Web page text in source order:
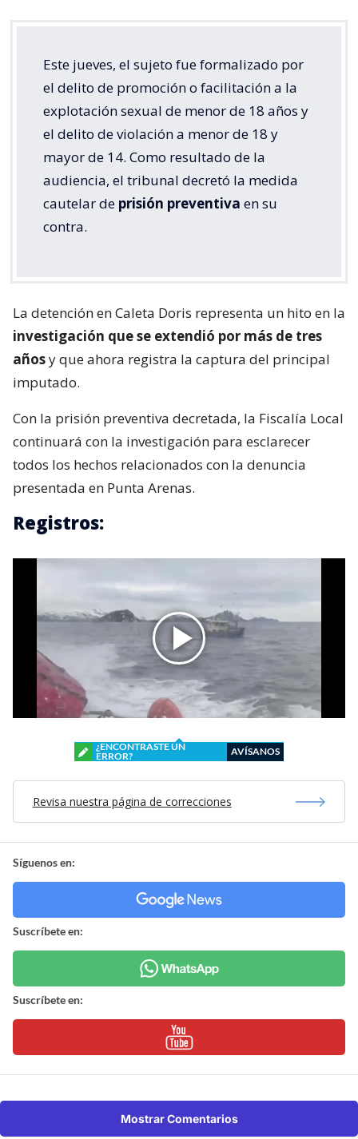
Este jueves, el sujeto fue formalizado por
el delito de promoción o facilitación a la
explotación sexual de menor de 18 años y
el delito de violación a menor de 18 y
mayor de 14. Como resultado de la
audiencia, el tribunal decretó la medida
cautelar de prisión preventiva en su
contra.
La detención en Caleta Doris representa un hito en la
investigación que se extendió por más de tres
añosy que ahora registra la captura del principal
imputado.
Con la prisión preventiva decretada, la Fiscalía Local
continuará con la investigación para esclarecer
todos los hechos relacionados con la denuncia
presentada en Punta Arenas.
Registros:
¿ENCONTRASTE UN
ERROR?
AVÍSANOS
Revisa nuestra página de correcciones
Síguenos en:
Suscríbete en:
Suscríbete en:
Mostrar Comentarios